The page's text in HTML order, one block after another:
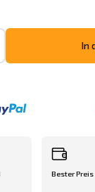
In
Bester Preis